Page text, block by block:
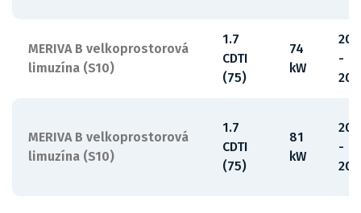
MERIVA B velkoprostorová
limuzína (S10)
1.7
CDTI
(75)
74
kW
-
MERIVA B velkoprostorová
limuzína (S10)
1.7
CDTI
(75)
81
kW
-